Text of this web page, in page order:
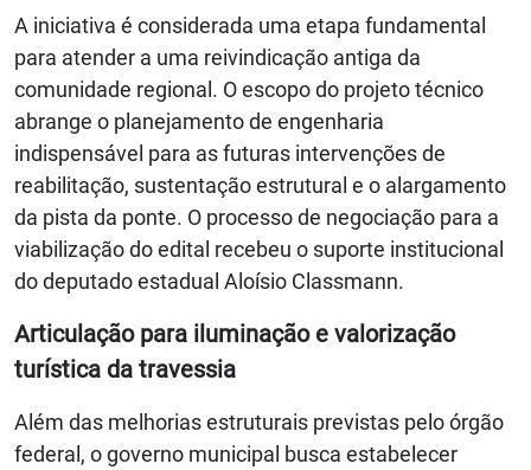
A iniciativa é considerada uma etapa fundamental
para atender a uma reivindicação antiga da
comunidade regional. O escopo do projeto técnico
abrange o planejamento de engenharia
indispensável para as futuras intervenções de
reabilitação, sustentação estrutural e o alargamento
da pista da ponte. O processo de negociação para a
viabilização do edital recebeu o suporte institucional
do deputado estadual Aloísio Classmann.
Articulação para iluminação e valorização
turística da travessia
Além das melhorias estruturais previstas pelo órgão
federal, o governo municipal busca estabelecer